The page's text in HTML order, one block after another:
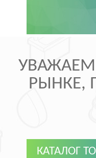
РЫНКЕ,
КАТАЛОГ